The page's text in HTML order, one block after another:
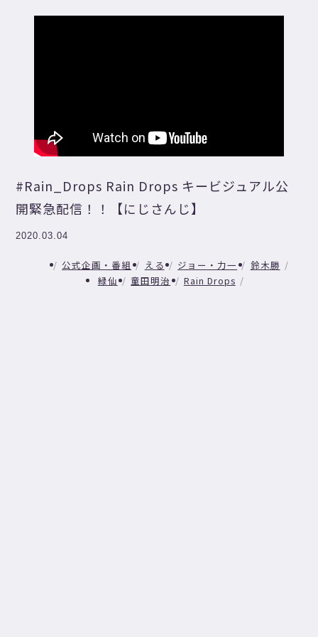
#Rain_Drops Rain Drops キービジュアル公
開緊急配信！！【にじさんじ】
2020.03.04
公式企画・番組 える ジョー・力一
鈴木勝
緑仙
童田明治 Rain Drops